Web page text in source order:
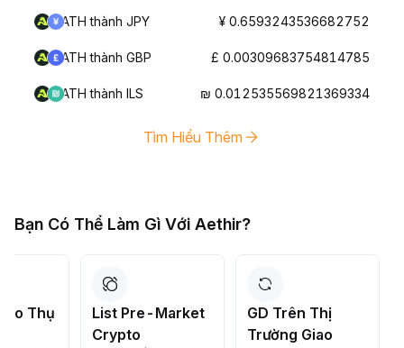
ATH thành JPY ¥ 0.6593243536682752
ATH thành GBP £ 0.00309683754814785
ATH thành ILS ₪ 0.012535569821369334
Tìm Hiểu Thêm
Bạn Có Thể Làm Gì Với Aethir?
List Pre-Market
GD Trên Thị
Trường Giao